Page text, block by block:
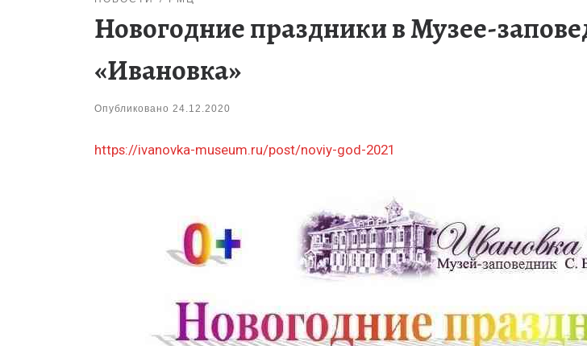
Новогодние праздники в Музее-
«Ивановка»
Опубликовано 24.12.2020
https://ivanovka-museum.ru/post/noviy-god-2021